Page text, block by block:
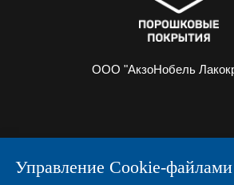
Управление Cookie-файлами
ООО "АкзоНобель
ПОРОШКОВЫЕ КРАСКИ